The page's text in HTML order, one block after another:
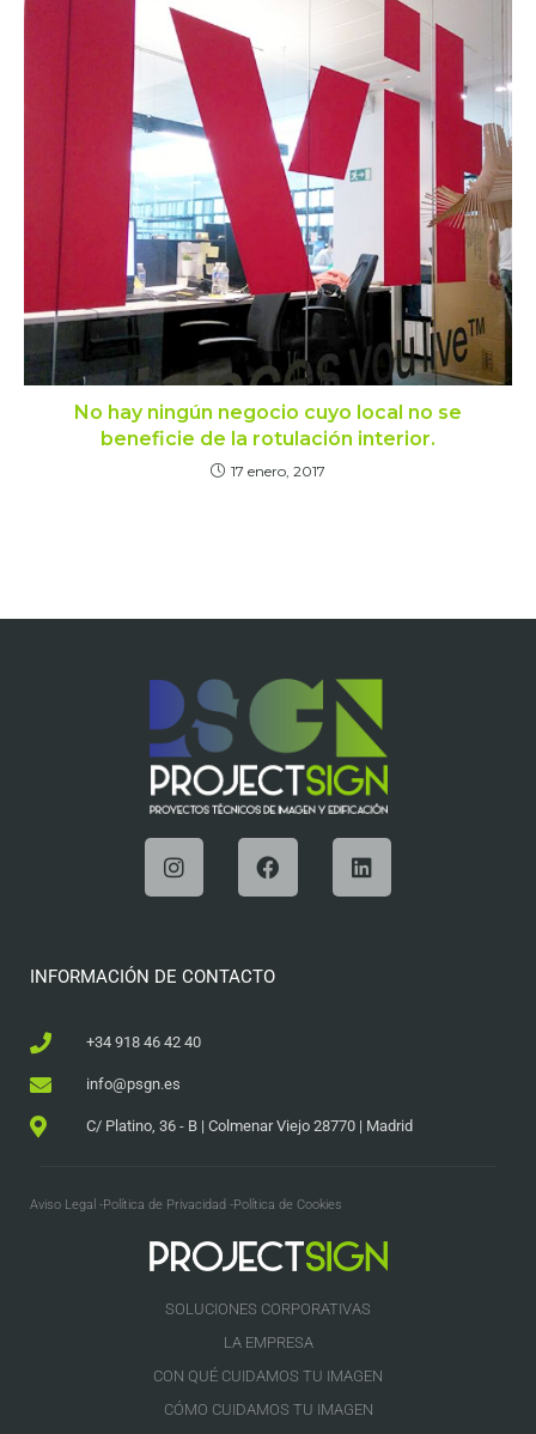
No hay ningún negocio cuyo local no se
beneficie de la rotulación interior.
17 enero, 2017
INFORMACIÓN DE CONTACTO
+34 918 46 42 40
info@psgn.es
C/ Platino, 36 - B | Colmenar Viejo 28770 | Madrid
Aviso Legal -Política de Privacidad -Política de Cookies
SOLUCIONES CORPORATIVAS
LA EMPRESA
CON QUÉ CUIDAMOS TU IMAGEN
CÓMO CUIDAMOS TU IMAGEN